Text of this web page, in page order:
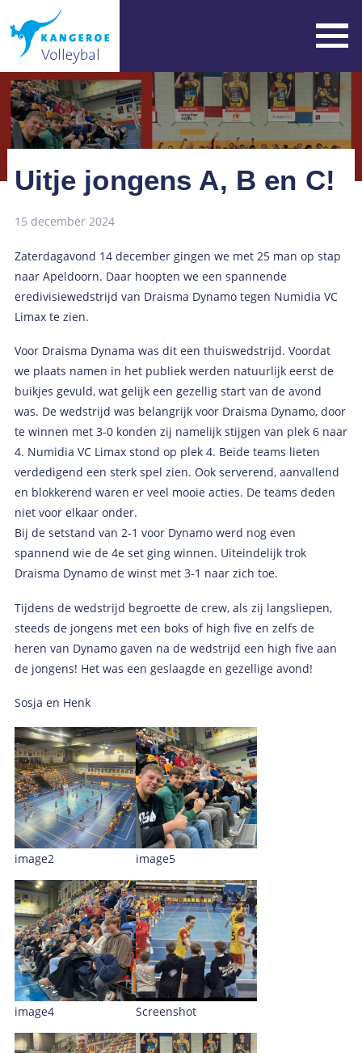
Uitje jongens A, B en C!
15 december 2024
Zaterdagavond 14 december gingen we met 25 man op stap
naar Apeldoorn. Daar hoopten we een spannende
eredivisiewedstrijd van Draisma Dynamo tegen Numidia VC
Limax te zien.
Voor Draisma Dynama was dit een thuiswedstrijd. Voordat
we plaats namen in het publiek werden natuurlijk eerst de
buikjes gevuld, wat gelijk een gezellig start van de avond
was. De wedstrijd was belangrijk voor Draisma Dynamo, door
te winnen met 3-0 konden zij namelijk stijgen van plek 6 naar
4. Numidia VC Limax stond op plek 4. Beide teams lieten
verdedigend een sterk spel zien. Ook serverend, aanvallend
en blokkerend waren er veel mooie acties. De teams deden
niet voor elkaar onder.
Bij de setstand van 2-1 voor Dynamo werd nog even
spannend wie de 4e set ging winnen. Uiteindelijk trok
Draisma Dynamo de winst met 3-1 naar zich toe.
Tijdens de wedstrijd begroette de crew, als zij langsliepen,
steeds de jongens met een boks of high five en zelfs de
heren van Dynamo gaven na de wedstrijd een high five aan
de jongens! Het was een geslaagde en gezellige avond!
Sosja en Henk
image2 image5
image4 Screenshot